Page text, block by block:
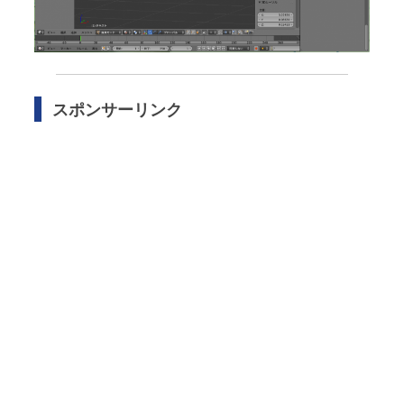
スポンサーリンク